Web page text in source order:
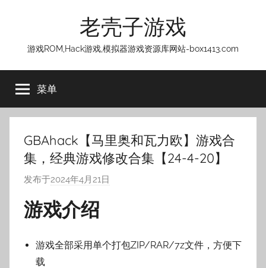
老壳子游戏
游戏ROM,Hack游戏,模拟器游戏资源库网站-box1413.com
菜单
GBAhack【马里奥和瓦力欧】游戏合
集，经典游戏修改合集【24-4-20】
发布于2024年4月21日
壳
游戏介绍
游戏全部采用单个打包ZIP/RAR/7z文件，方便下
载